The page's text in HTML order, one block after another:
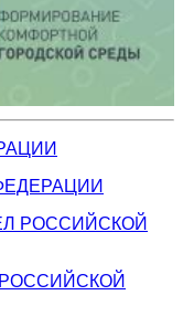
РОССИЙСКОЙ